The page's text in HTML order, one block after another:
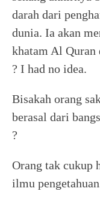
darah dari
dunia. Ia akan
khatam Al Quran
? I had no idea.
Bisakah orang
berasal dari
?
Orang tak cukup
ilmu